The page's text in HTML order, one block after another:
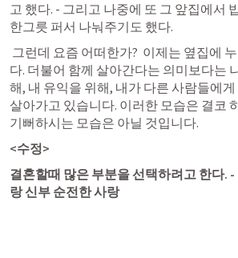
고 했다. - 그리고 나중에 또 그 앞집에서
한그릇 퍼서 나눠주기도 했다.
다. 더불어 함께 살아간다는 의미보다는
해, 내 유익을 위해, 내가 다른 사람들에
살아가고 있습니다. 이러한 모습은 결코
기뻐하시는 모습은 아닐 것입니다.
<수정>
결혼할때 많은 부분을 선택하려고 한다.
랑 신부 순전한 사랑